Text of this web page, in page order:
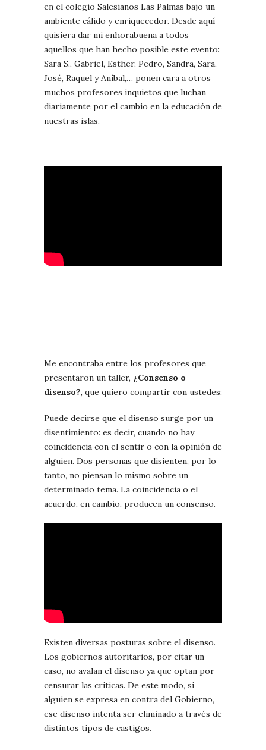
en el colegio Salesianos Las Palmas bajo un
ambiente cálido y enriquecedor. Desde aquí
quisiera dar mi enhorabuena a todos
aquellos que han hecho posible este evento:
Sara S., Gabriel, Esther, Pedro, Sandra, Sara,
José, Raquel y Aníbal,… ponen cara a otros
muchos profesores inquietos que luchan
diariamente por el cambio en la educación de
nuestras islas.
Me encontraba entre los profesores que
presentaron un taller, ¿Consenso o
disenso?, que quiero compartir con ustedes:
Puede decirse que el disenso surge por un
disentimiento: es decir, cuando no hay
coincidencia con el sentir o con la opinión de
alguien. Dos personas que disienten, por lo
tanto, no piensan lo mismo sobre un
determinado tema. La coincidencia o el
acuerdo, en cambio, producen un consenso.
Existen diversas posturas sobre el disenso.
Los gobiernos autoritarios, por citar un
caso, no avalan el disenso ya que optan por
censurar las críticas. De este modo, si
alguien se expresa en contra del Gobierno,
ese disenso intenta ser eliminado a través de
distintos tipos de castigos.